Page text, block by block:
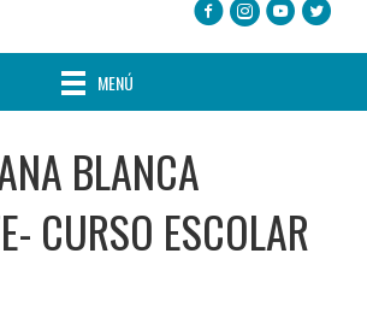
MENÚ
BLANCA
CURSO ESCOLAR